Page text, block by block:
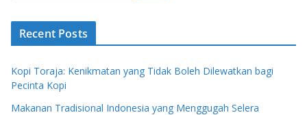
Recent Posts
Kopi Toraja: Kenikmatan yang Tidak Boleh Dilewatkan bagi
Pecinta Kopi
Makanan Tradisional Indonesia yang Menggugah Selera